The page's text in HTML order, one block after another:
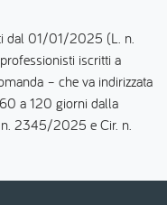
dal 01/01/2025 (L. n.
iscritti a
– che va indirizzata
a 120 giorni dalla
n. 2345/2025 e Cir. n.